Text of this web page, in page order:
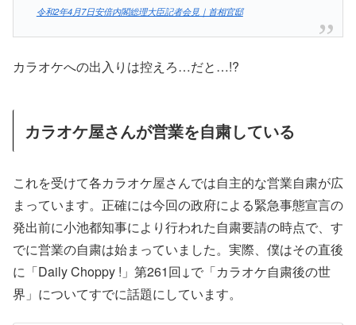
令和2年4月7日安倍内閣総理大臣記者会見｜首相官邸
カラオケへの出入りは控えろ…だと…!?
カラオケ屋さんが営業を自粛している
これを受けて各カラオケ屋さんでは自主的な営業自粛が広
まっています。正確には今回の政府による緊急事態宣言の
発出前に小池都知事により行われた自粛要請の時点で、す
でに営業の自粛は始まっていました。実際、僕はその直後
に「Daily Choppy !」第261回↓で「カラオケ自粛後の世
界」についてすでに話題にしています。